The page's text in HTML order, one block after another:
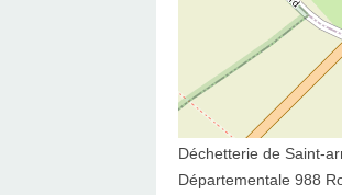
Déchetterie de Saint-
Départementale 988